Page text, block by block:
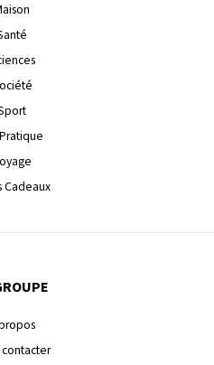
Cadeaux
contacter